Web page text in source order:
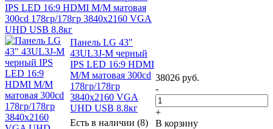
IPS LED 16:9 HDMI M/M матовая
300cd 178гр/178гр 3840x2160 VGA
UHD USB 8.8кг
Панель LG 43"
43UL3J-M черный
IPS LED 16:9 HDMI
M/M матовая 300cd
178гр/178гр
3840x2160 VGA
UHD USB 8.8кг
Есть в наличии (8)
38026 руб.
-
+
В корзину